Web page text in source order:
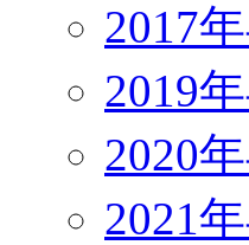
2017
2019
2020
2021